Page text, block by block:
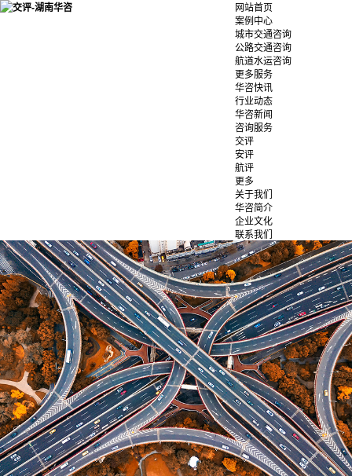
网站首页
案例中心
城市交通咨询
公路交通咨询
航道水运咨询
更多服务
华咨快讯
行业动态
华咨新闻
咨询服务
交评
安评
航评
更多
关于我们
华咨简介
企业文化
联系我们